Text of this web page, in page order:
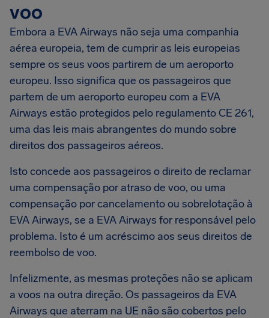
voo
Embora a EVA Airways não seja uma companhia
aérea europeia, tem de cumprir as leis europeias
sempre os seus voos partirem de um aeroporto
europeu. Isso significa que os passageiros que
partem de um aeroporto europeu com a EVA
Airways estão protegidos pelo regulamento CE 261,
uma das leis mais abrangentes do mundo sobre
direitos dos passageiros aéreos.
Isto concede aos passageiros o direito de reclamar
uma compensação por atraso de voo, ou uma
compensação por cancelamento ou sobrelotação à
EVA Airways, se a EVA Airways for responsável pelo
problema. Isto é um acréscimo aos seus direitos de
reembolso de voo.
Infelizmente, as mesmas proteções não se aplicam
a voos na outra direção. Os passageiros da EVA
Airways que aterram na UE não são cobertos pelo